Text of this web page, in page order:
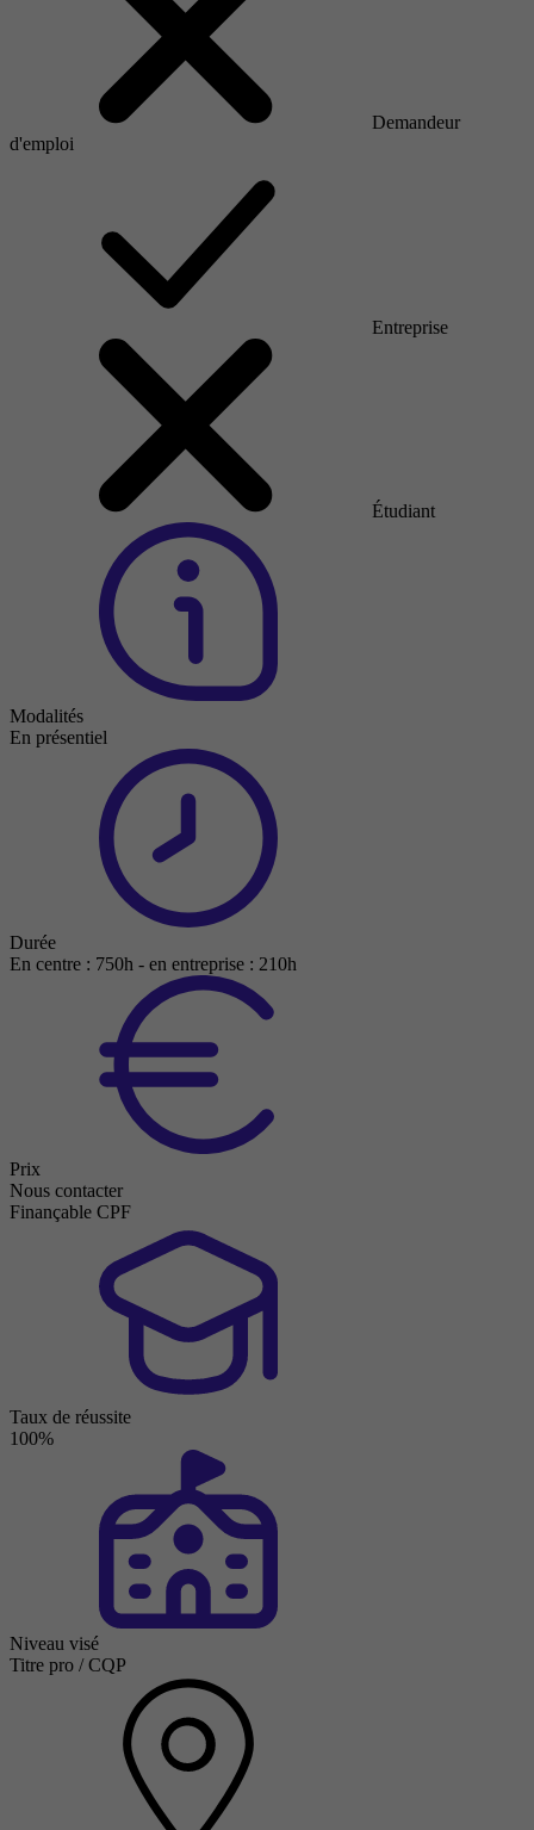
Demandeur
d'emploi
Entreprise
Étudiant
Modalités
En présentiel
Durée
En centre : 750h - en entreprise : 210h
Prix
Nous contacter
Finançable CPF
Taux de réussite
100%
Niveau visé
Titre pro / CQP